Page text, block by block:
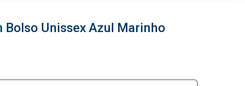
Bolso Unissex Azul Marinho